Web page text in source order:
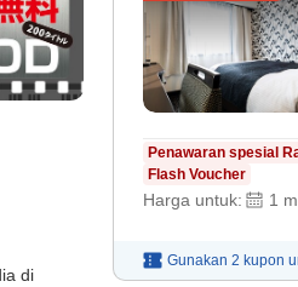
di
Penawaran spesial
Flash Voucher
Harga untuk: 1
Gunakan 2 kupon